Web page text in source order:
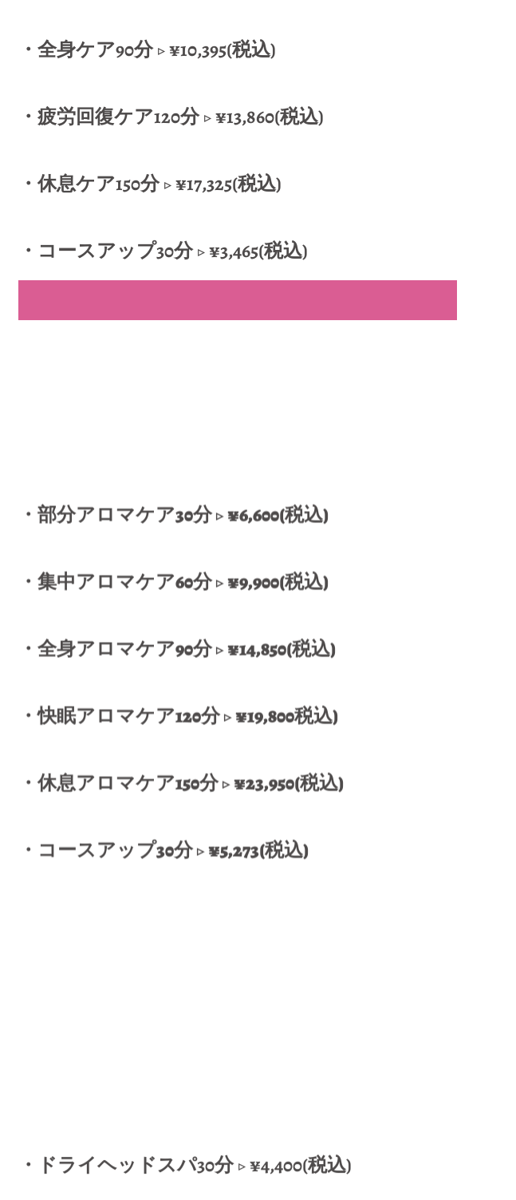
・全身ケア90分 ▷ ¥10,395(税込)
・疲労回復ケア120分 ▷ ¥13,860(税込)
・休息ケア150分 ▷ ¥17,325(税込)
・コースアップ30分 ▷ ¥3,465(税込)
・部分アロマケア30分 ▷ ¥6,600(税込)
・集中アロマケア60分 ▷ ¥9,900(税込)
・全身アロマケア90分 ▷ ¥14,850(税込)
・快眠アロマケア120分 ▷ ¥19,800税込)
・休息アロマケア150分 ▷ ¥23,950(税込)
・コースアップ30分 ▷ ¥5,273(税込)
・ドライヘッドスパ30分 ▷ ¥4,400(税込)